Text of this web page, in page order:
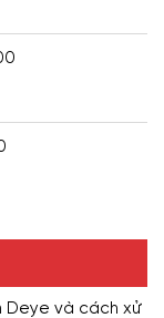
Deye và cách xử